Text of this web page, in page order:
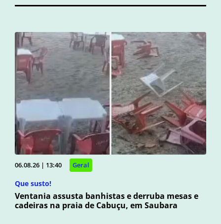
06.08.26 | 13:40 Geral
Que susto!
Ventania assusta banhistas e derruba mesas e
cadeiras na praia de Cabuçu, em Saubara